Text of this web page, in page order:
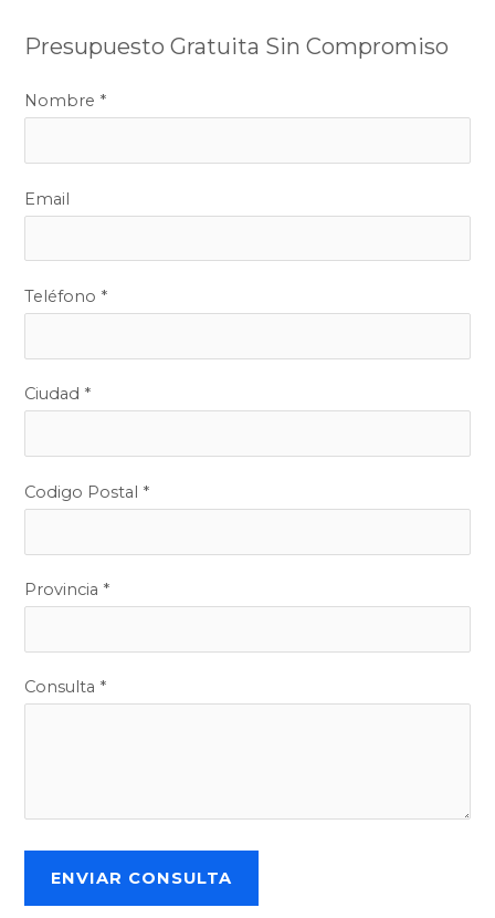
Presupuesto Gratuita Sin Compromiso
Nombre *
Email
Teléfono *
Ciudad *
Codigo Postal *
Provincia *
Consulta *